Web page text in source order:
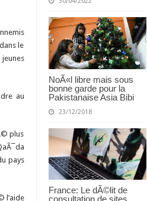
NoÃ«l libre mais sous
bonne garde pour la
Pakistanaise Asia Bibi
23/12/2018
France: Le dÃ©lit de
le
au
plus
pays
l’aide